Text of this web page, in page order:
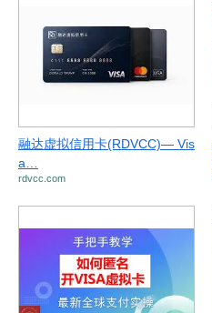
融达虚拟信用卡(RDVCC)— Vis
a…
rdvcc.com